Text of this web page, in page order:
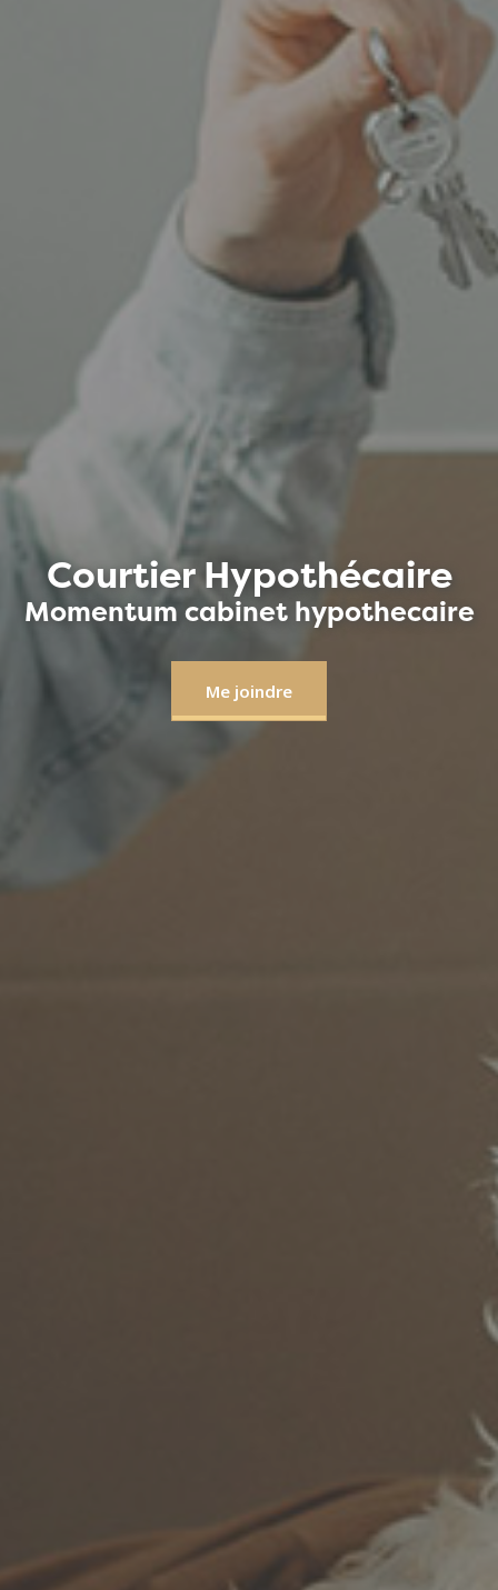
Courtier Hypothécaire
Momentum cabinet hypothecaire
Me joindre